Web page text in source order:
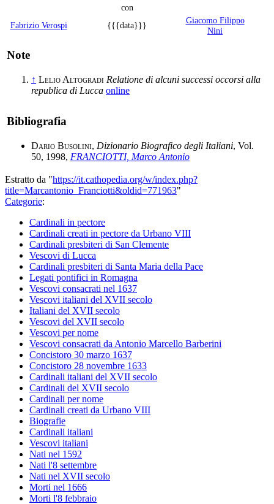
con
Fabrizio Verospi
{{{data}}}
Giacomo Filippo
Nini
Note
↑ Lelio Altogradi Relatione di alcuni successi occorsi alla
republica di Lucca online
Bibliografia
Dario Busolini, Dizionario Biografico degli Italiani, Vol.
50, 1998, FRANCIOTTI, Marco Antonio
Estratto da "https://it.cathopedia.org/w/index.php?
title=Marcantonio_Franciotti&oldid=771963"
Categorie:
Cardinali in pectore
Cardinali creati in pectore da Urbano VIII
Cardinali presbiteri di San Clemente
Vescovi di Lucca
Cardinali presbiteri di Santa Maria della Pace
Legati pontifici in Romagna
Vescovi consacrati nel 1637
Vescovi italiani del XVII secolo
Italiani del XVII secolo
Vescovi del XVII secolo
Vescovi per nome
Vescovi consacrati da Antonio Marcello Barberini
Concistoro 30 marzo 1637
Concistoro 28 novembre 1633
Cardinali italiani del XVII secolo
Cardinali del XVII secolo
Cardinali per nome
Cardinali creati da Urbano VIII
Biografie
Cardinali italiani
Vescovi italiani
Nati nel 1592
Nati l'8 settembre
Nati nel XVII secolo
Morti nel 1666
Morti l'8 febbraio